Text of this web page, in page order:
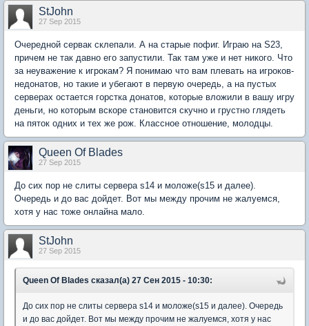
StJohn
27 Sep 2015
Очередной сервак склепали. А на старые пофиг. Играю на S23,
причем не так давно его запустили. Так там уже и нет никого. Что
за неуважение к игрокам? Я понимаю что вам плевать на игроков-
недонатов, но такие и убегают в первую очередь, а на пустых
серверах остается горстка донатов, которые вложили в вашу игру
деньги, но которым вскоре становится скучно и грустно глядеть
на пяток одних и тех же рож. Классное отношение, молодцы.
Queen Of Blades
27 Sep 2015
До сих пор не слиты сервера s14 и моложе(s15 и далее).
Очередь и до вас дойдет. Вот мы между прочим не жалуемся,
хотя у нас тоже онлайна мало.
StJohn
27 Sep 2015
Queen Of Blades сказал(а) 27 Сен 2015 - 10:30:
До сих пор не слиты сервера s14 и моложе(s15 и далее). Очередь
и до вас дойдет. Вот мы между прочим не жалуемся, хотя у нас